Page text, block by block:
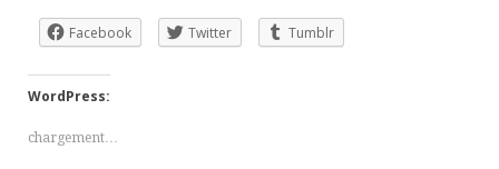
Facebook Twitter Tumblr
WordPress:
chargement…